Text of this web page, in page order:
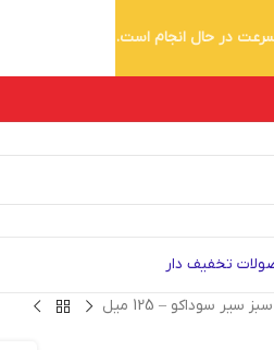
تخفیف دار
سوداکو – 125 میل
در حال انجام است.